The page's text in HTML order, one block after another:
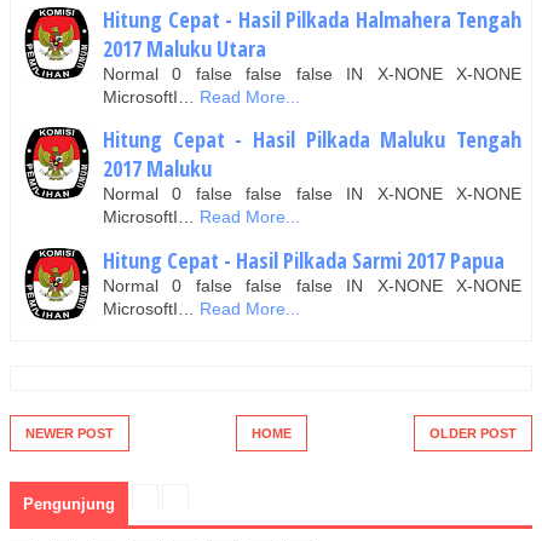
Hitung Cepat - Hasil Pilkada Halmahera Tengah
2017 Maluku Utara
Normal 0 false false false IN X-NONE X-NONE
MicrosoftI…
Read More...
Hitung Cepat - Hasil Pilkada Maluku Tengah
2017 Maluku
Normal 0 false false false IN X-NONE X-NONE
MicrosoftI… Read More...
Hitung Cepat - Hasil Pilkada Sarmi 2017 Papua
Normal 0 false false false IN X-NONE X-NONE
MicrosoftI…
Read More...
NEWER POST OLDER POST
HOME
Pengunjung